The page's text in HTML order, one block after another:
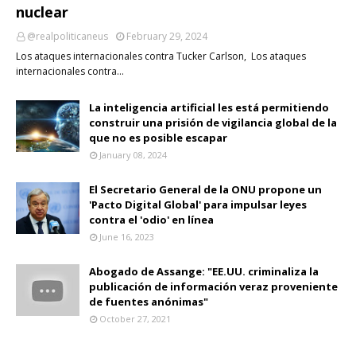
nuclear
@realpoliticaneus
February 29, 2024
Los ataques internacionales contra Tucker Carlson, Los ataques
internacionales contra…
La inteligencia artificial les está permitiendo
construir una prisión de vigilancia global de la
que no es posible escapar
January 08, 2024
El Secretario General de la ONU propone un
'Pacto Digital Global' para impulsar leyes
contra el 'odio' en línea
June 16, 2023
Abogado de Assange: "EE.UU. criminaliza la
publicación de información veraz proveniente
de fuentes anónimas"
October 27, 2021